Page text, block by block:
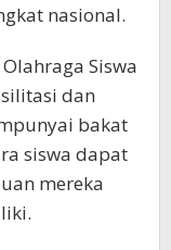
nasional.
Siswa
dan
bakat
siswa dapat
mereka